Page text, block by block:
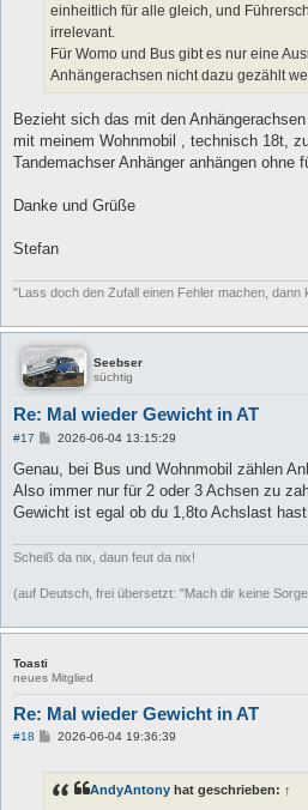
einheitlich für alle gleich, und
irrelevant.
Für Womo und Bus gibt es nur eine
Anhängerachsen nicht dazu gezählt
Bezieht sich das mit den
mit meinem Wohnmobil , technisch 18t,
Tandemachser Anhänger anhängen ohne
Danke und Grüße
Stefan
"Lass doch den Zufall einen Fehler machen, dann
Seebser
süchtig
Re: Mal wieder Gewicht in AT
#17
B
i
r
a
2026-06-04 13:15:29
Genau, bei Bus und Wohnmobil zählen
Also immer nur für 2 oder 3 Achsen zu
Gewicht ist egal ob du 1,8to Achslast hast
Scheiß da nix, daun feut da nix!
(auf Deutsch, frei übersetzt: "Mach dir keine
Toasti
neues Mitglied
Re: Mal wieder Gewicht in AT
#18
B
r
2026-06-04 19:36:39
AndyAntony hat geschrieben: ↑